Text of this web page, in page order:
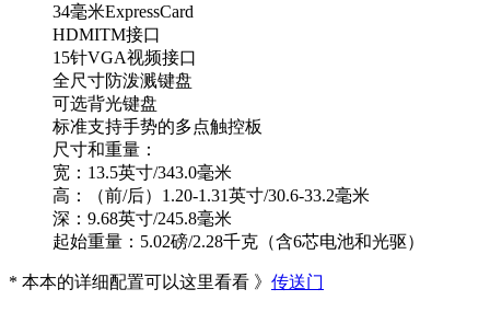
34毫米ExpressCard
HDMITM接口
15针VGA视频接口
全尺寸防泼溅键盘
可选背光键盘
标准支持手势的多点触控板
尺寸和重量：
宽：13.5英寸/343.0毫米
高：（前/后）1.20-1.31英寸/30.6-33.2毫米
深：9.68英寸/245.8毫米
起始重量：5.02磅/2.28千克（含6芯电池和光驱）
* 本本的详细配置可以这里看看 》 传送门